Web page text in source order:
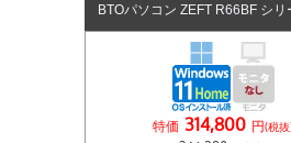
BTOパソコン ZEFT R66BF シリ
特価 314,800 円(税抜